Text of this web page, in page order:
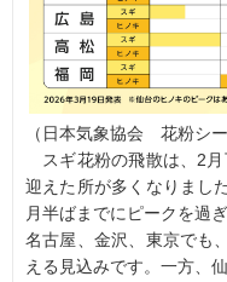
（日本気象協会 花粉シ
スギ花粉の飛散は、2月
迎えた所が多くなりまし
月半ばまでにピークを過
名古屋、金沢、東京でも
える見込みです。一方、